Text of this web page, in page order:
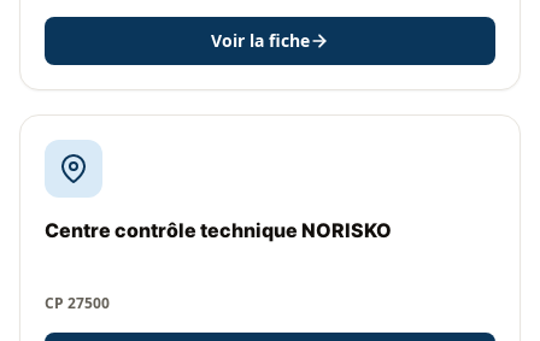
Voir la fiche
Centre contrôle technique NORISKO
CP 27500